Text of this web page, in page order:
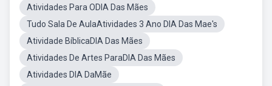
Atividades Para ODIA Das Mães
Tudo Sala De AulaAtividades 3 Ano DIA Das Mae's
Atividade BíblicaDIA Das Mães
Atividades De Artes ParaDIA Das Mães
Atividades DIA DaMãe